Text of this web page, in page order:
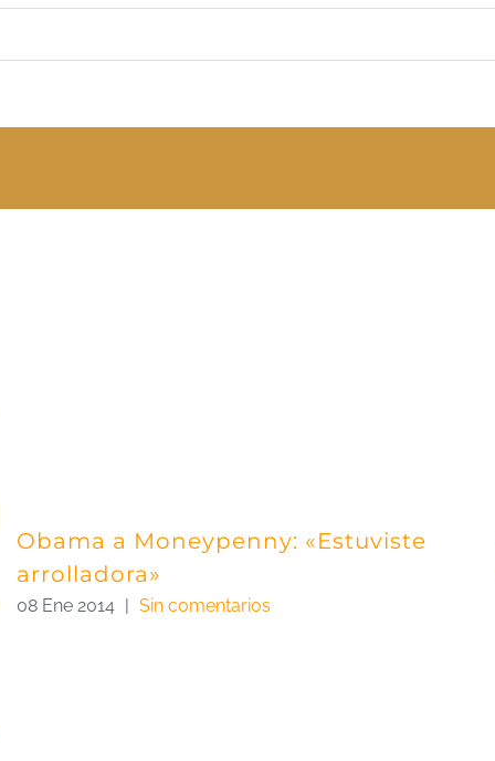
Obama a Moneypenny: «Estuviste
arrolladora»
08 Ene 2014 Sin comentarios